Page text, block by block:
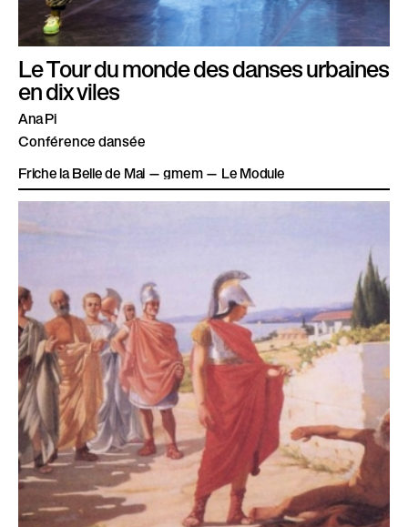
Le Tour du monde des danses urbaines
en dix viles
Ana Pi
Conférence dansée
Friche la Belle de Mai — gmem — Le Module